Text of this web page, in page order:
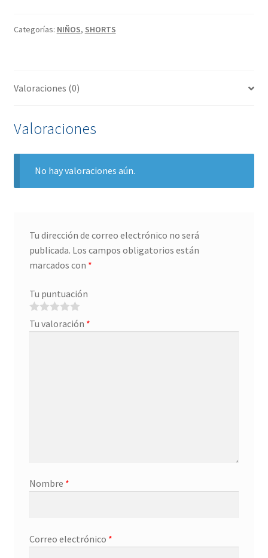
Categorías: NIÑOS, SHORTS
Valoraciones (0)
Valoraciones
No hay valoraciones aún.
Tu dirección de correo electrónico no será
publicada. Los campos obligatorios están
marcados con *
Tu puntuación
Tu valoración *
Nombre *
Correo electrónico *